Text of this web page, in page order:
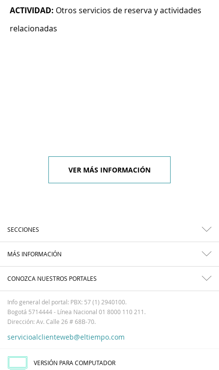
ACTIVIDAD: Otros servicios de reserva y actividades
relacionadas
VER MÁS INFORMACIÓN
SECCIONES
MÁS INFORMACIÓN
CONOZCA NUESTROS PORTALES
Info general del portal: PBX: 57 (1) 2940100.
Bogotá 5714444 - Línea Nacional 01 8000 110 211.
Dirección: Av. Calle 26 # 68B-70.
servicioalclienteweb@eltiempo.com
VERSIÓN PARA COMPUTADOR